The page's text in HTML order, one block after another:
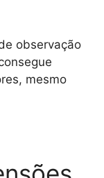
observação
mesmo